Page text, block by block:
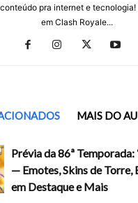
pra internet e tecnologia!
em Clash Royale...
MAIS DO
Prévia da 86ª Temporada:
— Emotes, Skins de Torre,
em Destaque e Mais